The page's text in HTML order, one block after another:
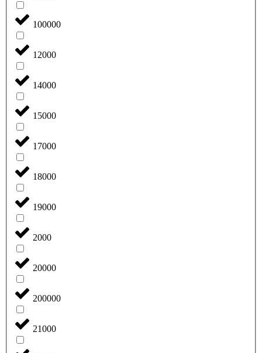
100000
12000
14000
15000
17000
18000
19000
2000
20000
200000
21000